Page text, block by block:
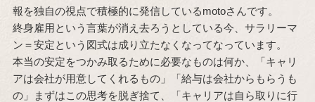
報を独自の視点で積極的に発信しているmotoさんです。
終身雇用という言葉が消え去ろうとしている今、サラリーマ
ン＝安定という図式は成り立たなくなってなっています。
本当の安定をつかみ取るために必要なものは何か、「キャリ
アは会社が用意してくれるもの」「給与は会社からもらうも
の」まずはこの思考を脱ぎ捨て、「キャリアは自ら取りに行